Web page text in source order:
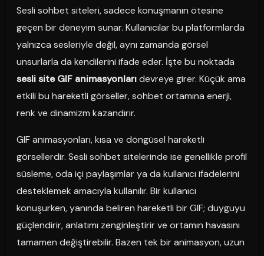
Sesli sohbet siteleri, sadece konuşmanın ötesine
geçen bir deneyim sunar. Kullanıcılar bu platformlarda
yalnızca sesleriyle değil, aynı zamanda görsel
unsurlarla da kendilerini ifade eder. İşte bu noktada
sesli site GIF animasyonlarıdevreye girer. Küçük ama
etkili bu hareketli görseller, sohbet ortamına enerji,
renk ve dinamizm kazandırır.
GIF animasyonları, kısa ve döngüsel hareketli
görsellerdir. Sesli sohbet sitelerinde ise genellikle profil
süsleme, oda içi paylaşımlar ya da kullanıcı ifadelerini
desteklemek amacıyla kullanılır. Bir kullanıcı
konuşurken, yanında beliren hareketli bir GIF; duyguyu
güçlendirir, anlatımı zenginleştirir ve ortamın havasını
tamamen değiştirebilir. Bazen tek bir animasyon, uzun